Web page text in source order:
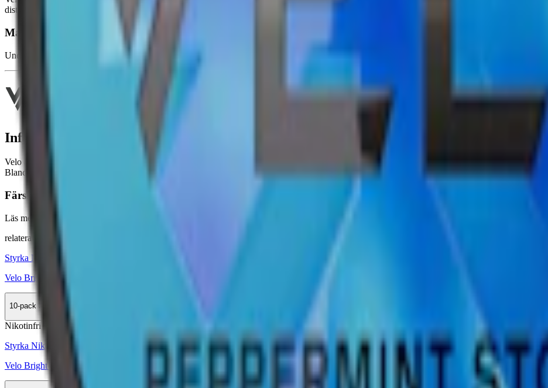
distinkta mintsmak behåller sin karaktär trots design- och namnbytet. Nytt namn, samma iskalla smak. Läs mer om
Maj 2024: Velo Crispy Peppermint får sin nya design och dosa
Under maj 2024 fick Velo Crispy Peppermint
Information om varumärket Velo
Velo är ett varumärke av snus från British American Tobacco. Ursprungligen lanserades Velo som Lyft snus 2017. Det vita snuset
Bland dessa finns
Velo Bright Spearmint Mini, Velo Freezing PeppermintochVelo Shift. Velo finns från nikotinfritt till extra starkt vitt snus. Alltid
Färskt vitt snus från Velo
Läs mer om hur du förvarar Velo Crispy Peppermint:
relaterade produkter
Styrka Normal · Slim
Velo Bright Peppermint 3
10-pack 359,90 kr
Nikotinfri
Styrka Nikotinfri · Slim
Velo Bright Peppermint Zero